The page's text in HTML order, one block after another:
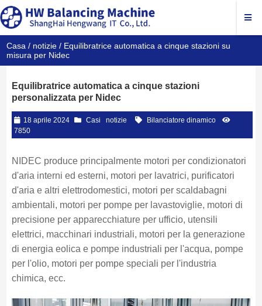
Casa / notizie / Equilibratrice automatica a cinque stazioni su
misura per Nidec
Equilibratrice automatica a cinque stazioni
personalizzata per Nidec
18 aprile 2024 Casi notizie
Bilanciatore dinamico
7850
NIDEC produce principalmente motori per condizionatori
d'aria interni ed esterni, motori per lavatrici, purificatori
d'aria e altri elettrodomestici, motori per scaldabagni
ambientali, motori per pompe per lavastoviglie, motori di
precisione per apparecchiature per ufficio, utensili
elettrici, macchinari industriali, motori per la generazione
di energia eolica e pompe industriali per l'acqua, pompe
per l'olio, motori per pompe speciali per l'industria
chimica, ecc.